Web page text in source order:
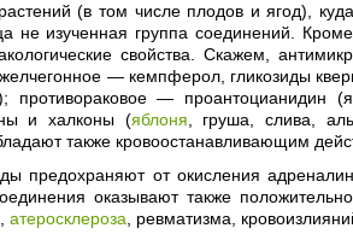
(в том числе плодов и ягод),
не изученная группа соединений.
свойства. Скажем,
— кемпферол, гликозиды
противораковое — проантоцианидин
и халконы (яблоня , груша, слива,
также кровоостанавливающим
предохраняют от окисления
оказывают также
,атеросклероза , ревматизма,